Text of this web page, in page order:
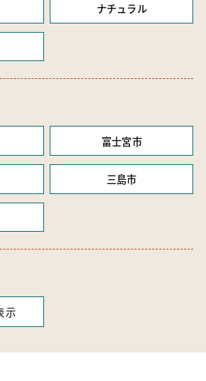
ナチュラル
富士宮市
三島市
示